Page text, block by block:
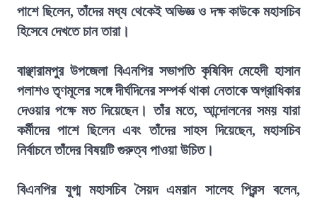
পাশে ছিলেন, তাঁদের মধ্য থেকেই অভিজ্ঞ ও দক্ষ কাউকে মহাসচিব
হিসেবে দেখতে চান তারা।
বাঞ্ছারামপুর উপজেলা বিএনপির সভাপতি কৃষিবিদ মেহেদী হাসান
পলাশও তৃণমূলের সঙ্গে দীর্ঘদিনের সম্পর্ক থাকা নেতাকে অগ্রাধিকার
দেওয়ার পক্ষে মত দিয়েছেন। তাঁর মতে, আন্দোলনের সময় যারা
কর্মীদের পাশে ছিলেন এবং তাঁদের সাহস দিয়েছেন, মহাসচিব
নির্বাচনে তাঁদের বিষয়টি গুরুত্ব পাওয়া উচিত।
বিএনপির যুগ্ম মহাসচিব সৈয়দ এমরান সালেহ প্রিন্স বলেন,